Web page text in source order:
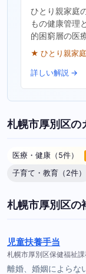
ひとり親家庭
もの健康管理
的困窮層の医
★ ひとり親家
詳しい解説 →
札幌市厚別区の
医療・健康（5件）
子育て・教育（2件）
札幌市厚別区の
児童扶養手当
札幌市厚別区保健福祉
離婚、婚姻によらな